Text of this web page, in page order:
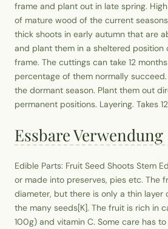
frame and plant out in late spring.
of mature wood of the current
thick shoots in early autumn that are
and plant them in a sheltered position
frame. The cuttings can take 12
percentage of them normally
the dormant season. Plant them out
permanent positions. Layering. Takes
Essbare Verwendung
Edible Parts: Fruit Seed Shoots Stem
or made into preserves, pies etc. The
diameter, but there is only a thin layer
the many seeds[K]. The fruit is rich in
100g) and vitamin C. Some care has